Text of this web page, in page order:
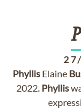
PhyllisElaine
2022. Phyllis